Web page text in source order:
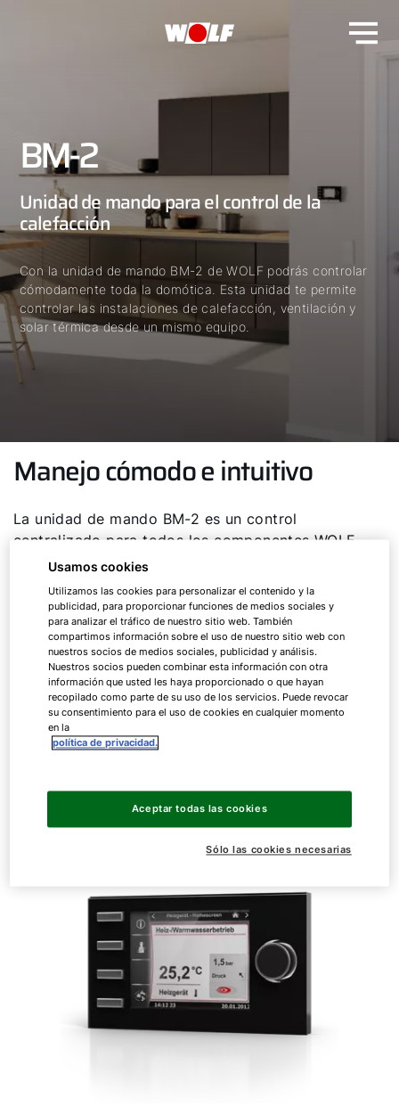
BM-2
Unidad de mando para el control de la
calefacción
Con la unidad de mando BM-2 de WOLF podrás controlar
cómodamente toda la domótica. Esta unidad te permite
controlar las instalaciones de calefacción, ventilación y
solar térmica desde un mismo equipo.
Manejo cómodo e intuitivo
La unidad de mando BM-2 es un control
centralizado para todos los componentes WOLF.
Esta central de mando te permite controlar todo:
calefacción a gas o a gasóleo, bomba de calor,
instalación solar térmica o ventilación doméstica.
La BM-2 para el control de la calefacción y la
ventilación tiene una estructura sencilla, con cuatro
teclas de función, un regulador giratorio y una gran
pantalla a color. Esto te permite tener un manejo
intuitivo incluso para un sistema complejo con
Usamos cookies
Utilizamos las cookies para personalizar el contenido y la
publicidad, para proporcionar funciones de medios sociales y
para analizar el tráfico de nuestro sitio web. También
compartimos información sobre el uso de nuestro sitio web con
nuestros socios de medios sociales, publicidad y análisis.
Nuestros socios pueden combinar esta información con otra
información que usted les haya proporcionado o que hayan
recopilado como parte de su uso de los servicios. Puede revocar
su consentimiento para el uso de cookies en cualquier momento
en la
política de privacidad.
Sólo las cookies necesarias
Aceptar todas las cookies